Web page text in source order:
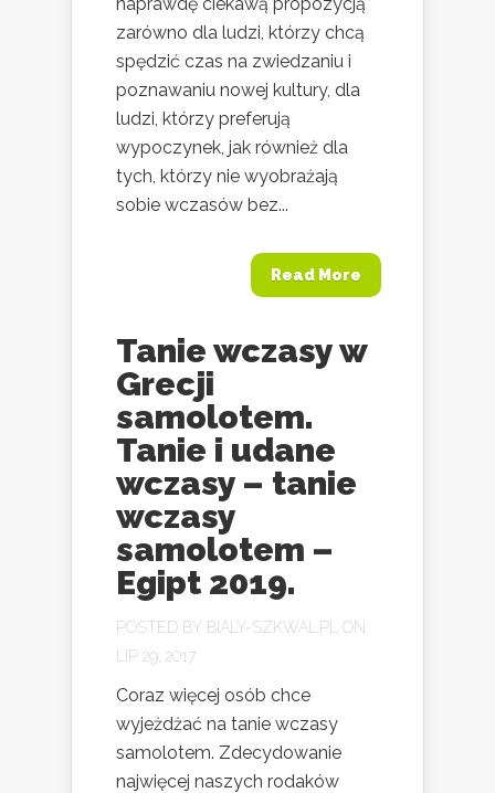
zarówno dla ludzi, którzy chcą
spędzić czas na zwiedzaniu i
poznawaniu nowej kultury, dla
ludzi, którzy preferują
wypoczynek, jak również dla
tych, którzy nie wyobrażają
sobie wczasów bez...
Read More
Tanie wczasy w
Grecji
samolotem.
Tanie i udane
wczasy – tanie
wczasy
samolotem –
Egipt 2019.
POSTED BY BIALY-SZKWAL.PL
ON
LIP 29, 2017
Coraz więcej osób chce
wyjeżdżać na tanie wczasy
samolotem. Zdecydowanie
najwięcej naszych rodaków